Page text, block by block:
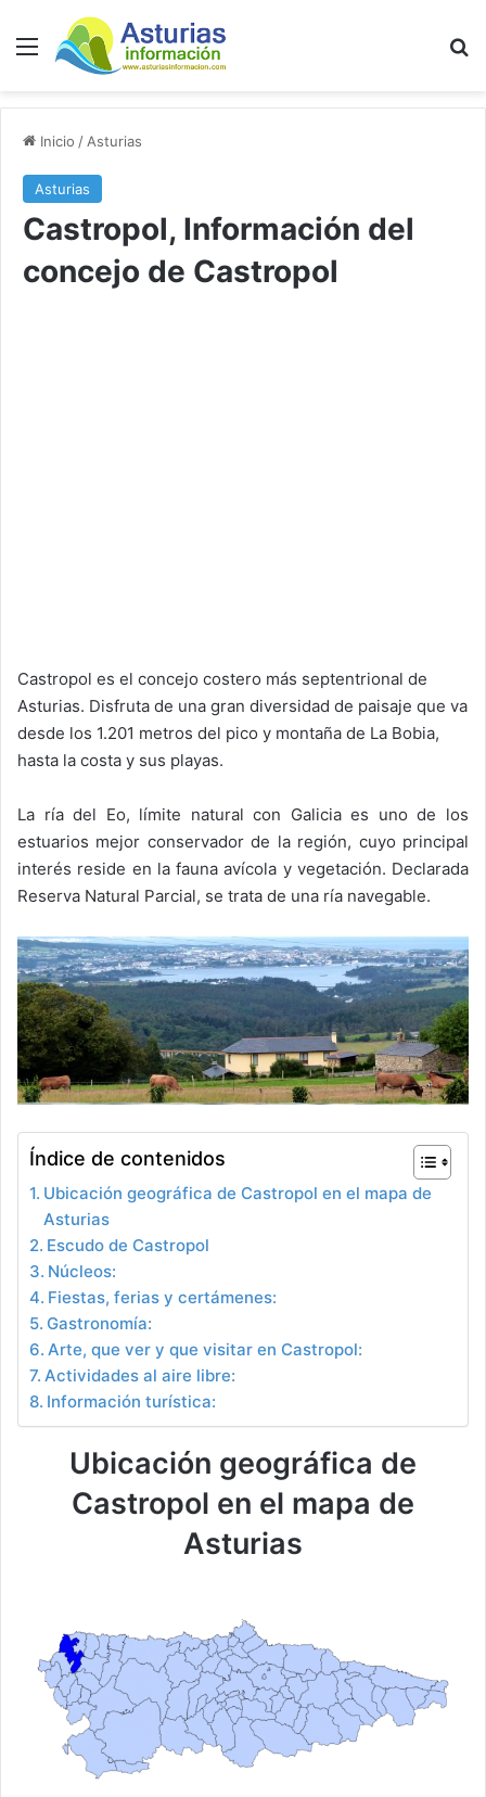
Menú
Inicio / Asturias
Asturias
Castropol, Información del
concejo de Castropol
Castropol es el concejo costero más septentrional de
Asturias. Disfruta de una gran diversidad de paisaje que va
desde los 1.201 metros del pico y montaña de La Bobia,
hasta la costa y sus playas.
La ría del Eo, límite natural con Galicia es uno de los
estuarios mejor conservador de la región, cuyo principal
interés reside en la fauna avícola y vegetación. Declarada
Reserva Natural Parcial, se trata de una ría navegable.
Índice de contenidos
Ubicación geográfica de Castropol en el mapa de
Asturias
Escudo de Castropol
Núcleos:
Fiestas, ferias y certámenes:
Gastronomía:
Arte, que ver y que visitar en Castropol:
Actividades al aire libre:
Información turística:
Ubicación geográfica de
Castropol en el mapa de
Asturias